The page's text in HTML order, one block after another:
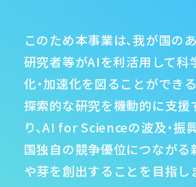
応募書類・形式チェックツール
ら
2026.06.08
6月5日（金）実施【機関等向け
ーカイブ動画の申込を開始い
お申込みはこちらから
このため本事業は、我が国の
研究者等がAIを利活用して科
化・加速化を図ることができる
探索的な研究を機動的に支援
り、AI for Scienceの波及・振
国独自の競争優位につながる
や芽を創出することを目指し